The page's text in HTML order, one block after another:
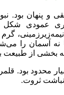
و پنهان بود.
عمودی شکل
آسمان را
بخشی از طبیعت
محدود بود.
ثروت.